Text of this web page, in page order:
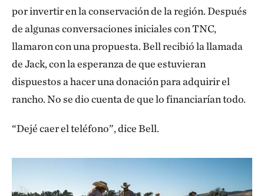
por invertir en la conservación de la región. Después
de algunas conversaciones iniciales con TNC,
llamaron con una propuesta. Bell recibió la llamada
de Jack, con la esperanza de que estuvieran
dispuestos a hacer una donación para adquirir el
rancho. No se dio cuenta de que lo financiarían todo.
“Dejé caer el teléfono”, dice Bell.